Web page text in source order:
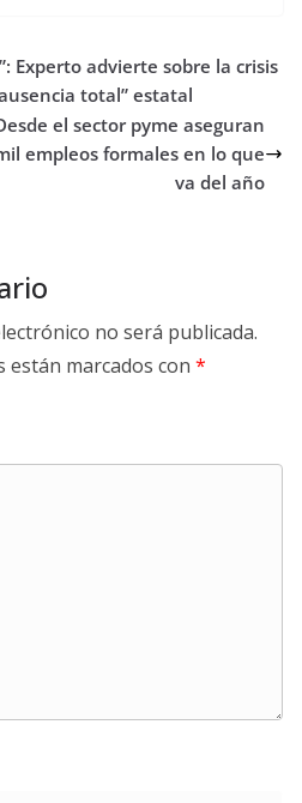
Experto advierte sobre la crisis
total” estatal
el sector pyme aseguran
empleos formales en lo que
va del año
no será publicada.
marcados con *